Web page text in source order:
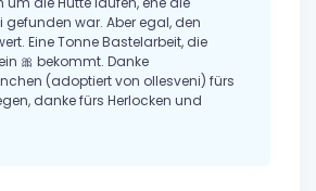
gefunden war. Aber egal, den
Eine Tonne Bastelarbeit, die
🎀 bekommt. Danke
(adoptiert von ollesveni) fürs
danke fürs Herlocken und